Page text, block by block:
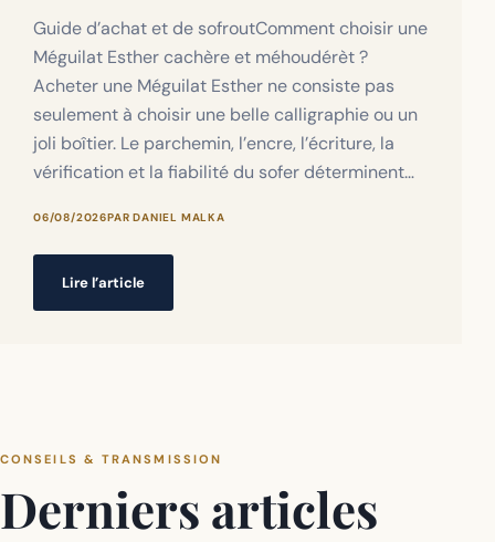
Guide d’achat et de sofroutComment choisir une
Méguilat Esther cachère et méhoudérèt ?
Acheter une Méguilat Esther ne consiste pas
seulement à choisir une belle calligraphie ou un
joli boîtier. Le parchemin, l’encre, l’écriture, la
vérification et la fiabilité du sofer déterminent…
06/08/2026PAR DANIEL MALKA
Lire l’article
CONSEILS & TRANSMISSION
Derniers articles